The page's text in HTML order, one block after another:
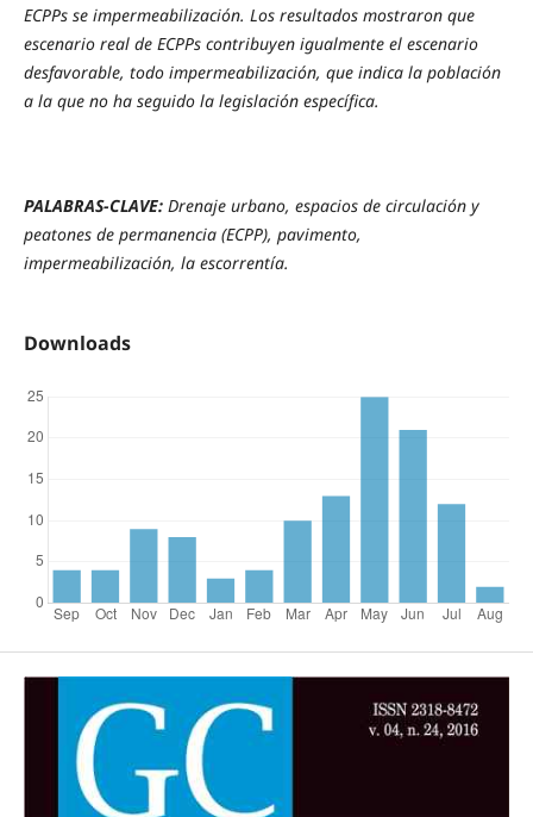
ECPPs se impermeabilización. Los resultados mostraron que
escenario real de ECPPs contribuyen igualmente el escenario
desfavorable, todo impermeabilización, que indica la población
a la que no ha seguido la legislación específica.
PALABRAS-CLAVE:Drenaje urbano, espacios de circulación y
peatones de permanencia (ECPP), pavimento,
impermeabilización, la escorrentía.
Downloads